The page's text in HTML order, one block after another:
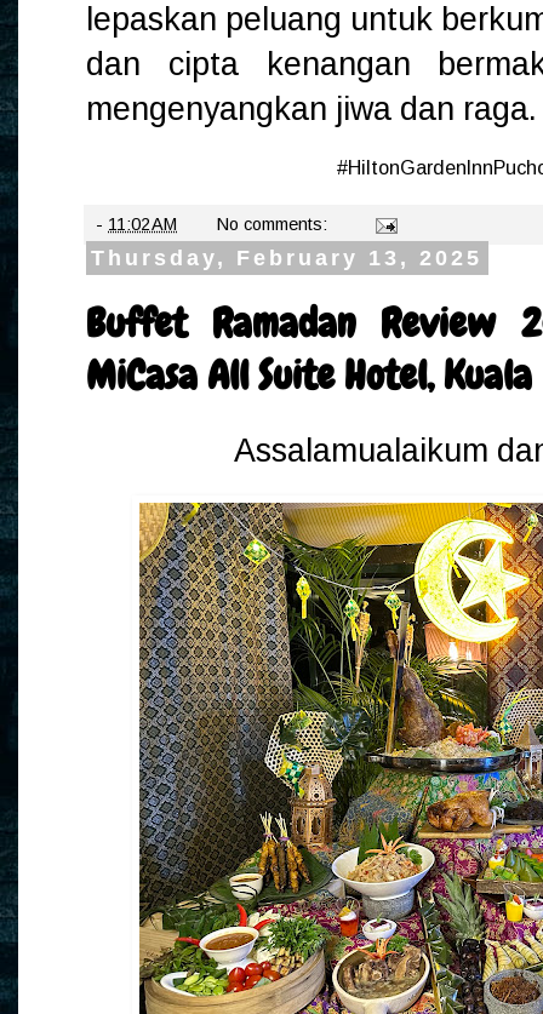
lepaskan peluang untuk
dan cipta kenangan
mengenyangkan jiwa dan raga.
- 11:02 AM No comments:
Thursday, February 13, 2025
Buffet Ramadan Review
MiCasa All Suite Hotel,
Assalamualaikum